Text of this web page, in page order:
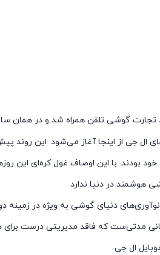
۲۰۰۲ وارد تجارت گوشی تلفن همراه شد و
ال جی از اینجا آغاز می‌شود. این
بودند. با این اوصاف غول کره‌ای این
هوشمند در دنیا ندارد
دنیای گوشی به ویژه در زمینه
مدتی‌ست که فاقد مدیریتی درست
ال جی